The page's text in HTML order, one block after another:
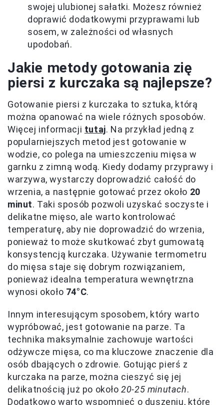
swojej ulubionej sałatki. Możesz również
doprawić dodatkowymi przyprawami lub
sosem, w zależności od własnych
upodobań.
Jakie metody gotowania zię
piersi z kurczaka są najlepsze?
Gotowanie piersi z kurczaka to sztuka, którą
można opanować na wiele różnych sposobów.
Więcej informacji tutaj. Na przykład jedną z
popularniejszych metod jest gotowanie w
wodzie, co polega na umieszczeniu mięsa w
garnku z zimną wodą. Kiedy dodamy przyprawy i
warzywa, wystarczy doprowadzić całość do
wrzenia, a następnie gotować przez około 20
minut. Taki sposób pozwoli uzyskać soczyste i
delikatne mięso, ale warto kontrolować
temperaturę, aby nie doprowadzić do wrzenia,
ponieważ to może skutkować zbyt gumowatą
konsystencją kurczaka. Używanie termometru
do mięsa staje się dobrym rozwiązaniem,
ponieważ idealna temperatura wewnętrzna
wynosi około 74°C.
Innym interesującym sposobem, który warto
wypróbować, jest gotowanie na parze. Ta
technika maksymalnie zachowuje wartości
odżywcze mięsa, co ma kluczowe znaczenie dla
osób dbających o zdrowie. Gotując pierś z
kurczaka na parze, można cieszyć się jej
delikatnością już po około20-25 minutach.
Dodatkowo warto wspomnieć o duszeniu, które